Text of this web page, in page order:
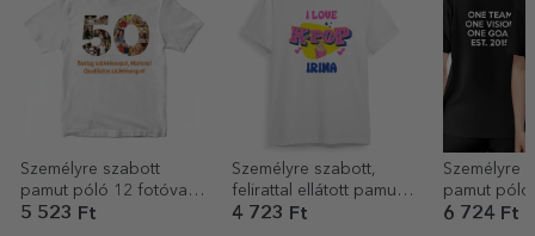
Személyre szabott
pamut póló 12 fotóval
és üzenettel – 50 éves
5 523 Ft
Személyre szabott,
felirattal ellátott pamut
póló gyerekeknek –
4 723 Ft
Személyre
pamut
logóval,
6 724 Ft